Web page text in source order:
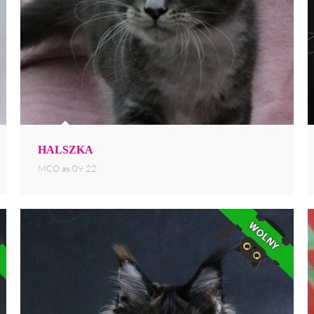
HALSZKA
MCO as 09 22